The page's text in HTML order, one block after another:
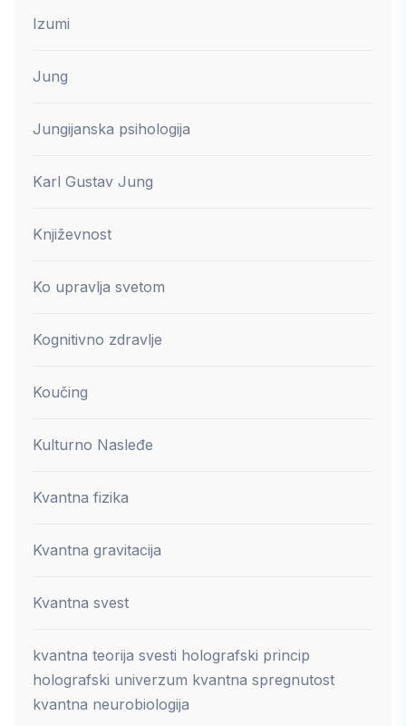
Izumi
Jung
Jungijanska psihologija
Karl Gustav Jung
Književnost
Ko upravlja svetom
Kognitivno zdravlje
Koučing
Kulturno Nasleđe
Kvantna fizika
Kvantna gravitacija
Kvantna svest
kvantna teorija svesti holografski princip
holografski univerzum kvantna spregnutost
kvantna neurobiologija